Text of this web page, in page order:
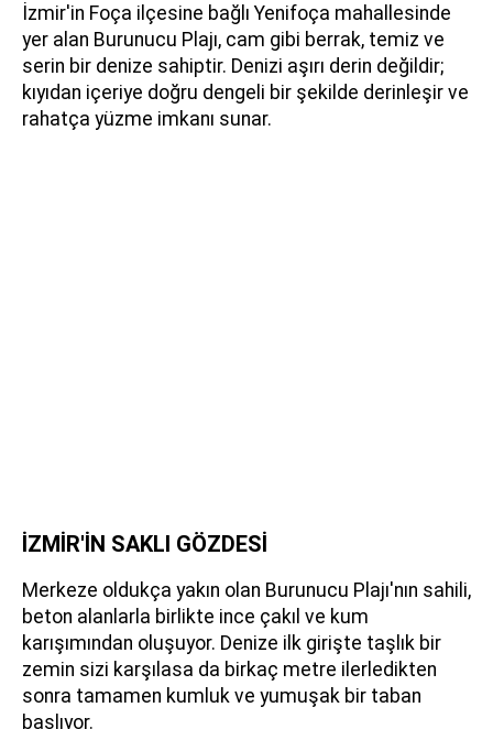
İzmir'in Foça ilçesine bağlı Yenifoça mahallesinde
yer alan Burunucu Plajı, cam gibi berrak, temiz ve
serin bir denize sahiptir. Denizi aşırı derin değildir;
kıyıdan içeriye doğru dengeli bir şekilde derinleşir ve
rahatça yüzme imkanı sunar.
İZMİR'İN SAKLI GÖZDESİ
Merkeze oldukça yakın olan Burunucu Plajı'nın sahili,
beton alanlarla birlikte ince çakıl ve kum
karışımından oluşuyor. Denize ilk girişte taşlık bir
zemin sizi karşılasa da birkaç metre ilerledikten
sonra tamamen kumluk ve yumuşak bir taban
başlıyor.